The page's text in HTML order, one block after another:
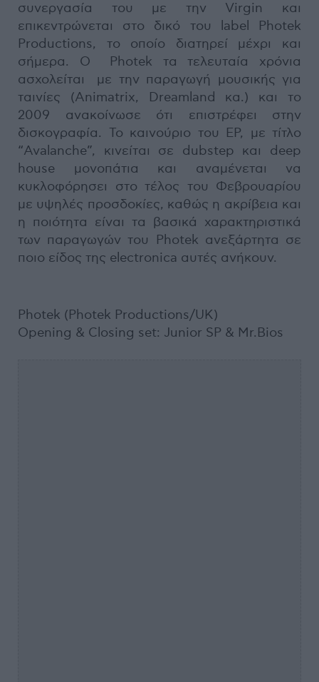
συνεργασία του με την Virgin και
επικεντρώνεται στο δικό του label Photek
Productions, το οποίο διατηρεί μέχρι και
σήμερα. Ο Photek τα τελευταία χρόνια
ασχολείται με την παραγωγή μουσικής για
ταινίες (Animatrix, Dreamland κα.) και το
2009 ανακοίνωσε ότι επιστρέφει στην
δισκογραφία. Το καινούριο του EP, με τίτλο
“Avalanche”, κινείται σε dubstep και deep
house μονοπάτια και αναμένεται να
κυκλοφόρησει στο τέλος του Φεβρουαρίου
με υψηλές προσδοκίες, καθώς η ακρίβεια και
η ποιότητα είναι τα βασικά χαρακτηριστικά
των παραγωγών του Photek ανεξάρτητα σε
ποιο είδος της electronica αυτές ανήκουν.
Photek (Photek Productions/UK)
Opening & Closing set: Junior SP & Mr.Bios